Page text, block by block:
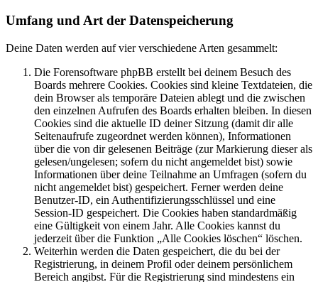
Umfang und Art der Datenspeicherung
Deine Daten werden auf vier verschiedene Arten gesammelt:
Die Forensoftware phpBB erstellt bei deinem Besuch des
Boards mehrere Cookies. Cookies sind kleine Textdateien, die
dein Browser als temporäre Dateien ablegt und die zwischen
den einzelnen Aufrufen des Boards erhalten bleiben. In diesen
Cookies sind die aktuelle ID deiner Sitzung (damit dir alle
Seitenaufrufe zugeordnet werden können), Informationen
über die von dir gelesenen Beiträge (zur Markierung dieser als
gelesen/ungelesen; sofern du nicht angemeldet bist) sowie
Informationen über deine Teilnahme an Umfragen (sofern du
nicht angemeldet bist) gespeichert. Ferner werden deine
Benutzer-ID, ein Authentifizierungsschlüssel und eine
Session-ID gespeichert. Die Cookies haben standardmäßig
eine Gültigkeit von einem Jahr. Alle Cookies kannst du
jederzeit über die Funktion „Alle Cookies löschen“ löschen.
Weiterhin werden die Daten gespeichert, die du bei der
Registrierung, in deinem Profil oder deinem persönlichem
Bereich angibst. Für die Registrierung sind mindestens ein